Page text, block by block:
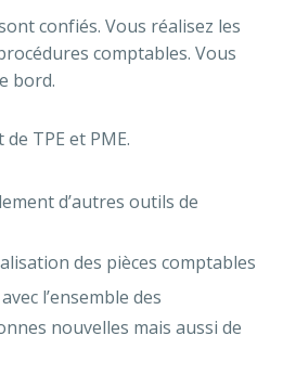
confiés. Vous réalisez les
comptables. Vous
bord.
TPE et PME.
d’autres outils de
des pièces comptables
l’ensemble des
nouvelles mais aussi de